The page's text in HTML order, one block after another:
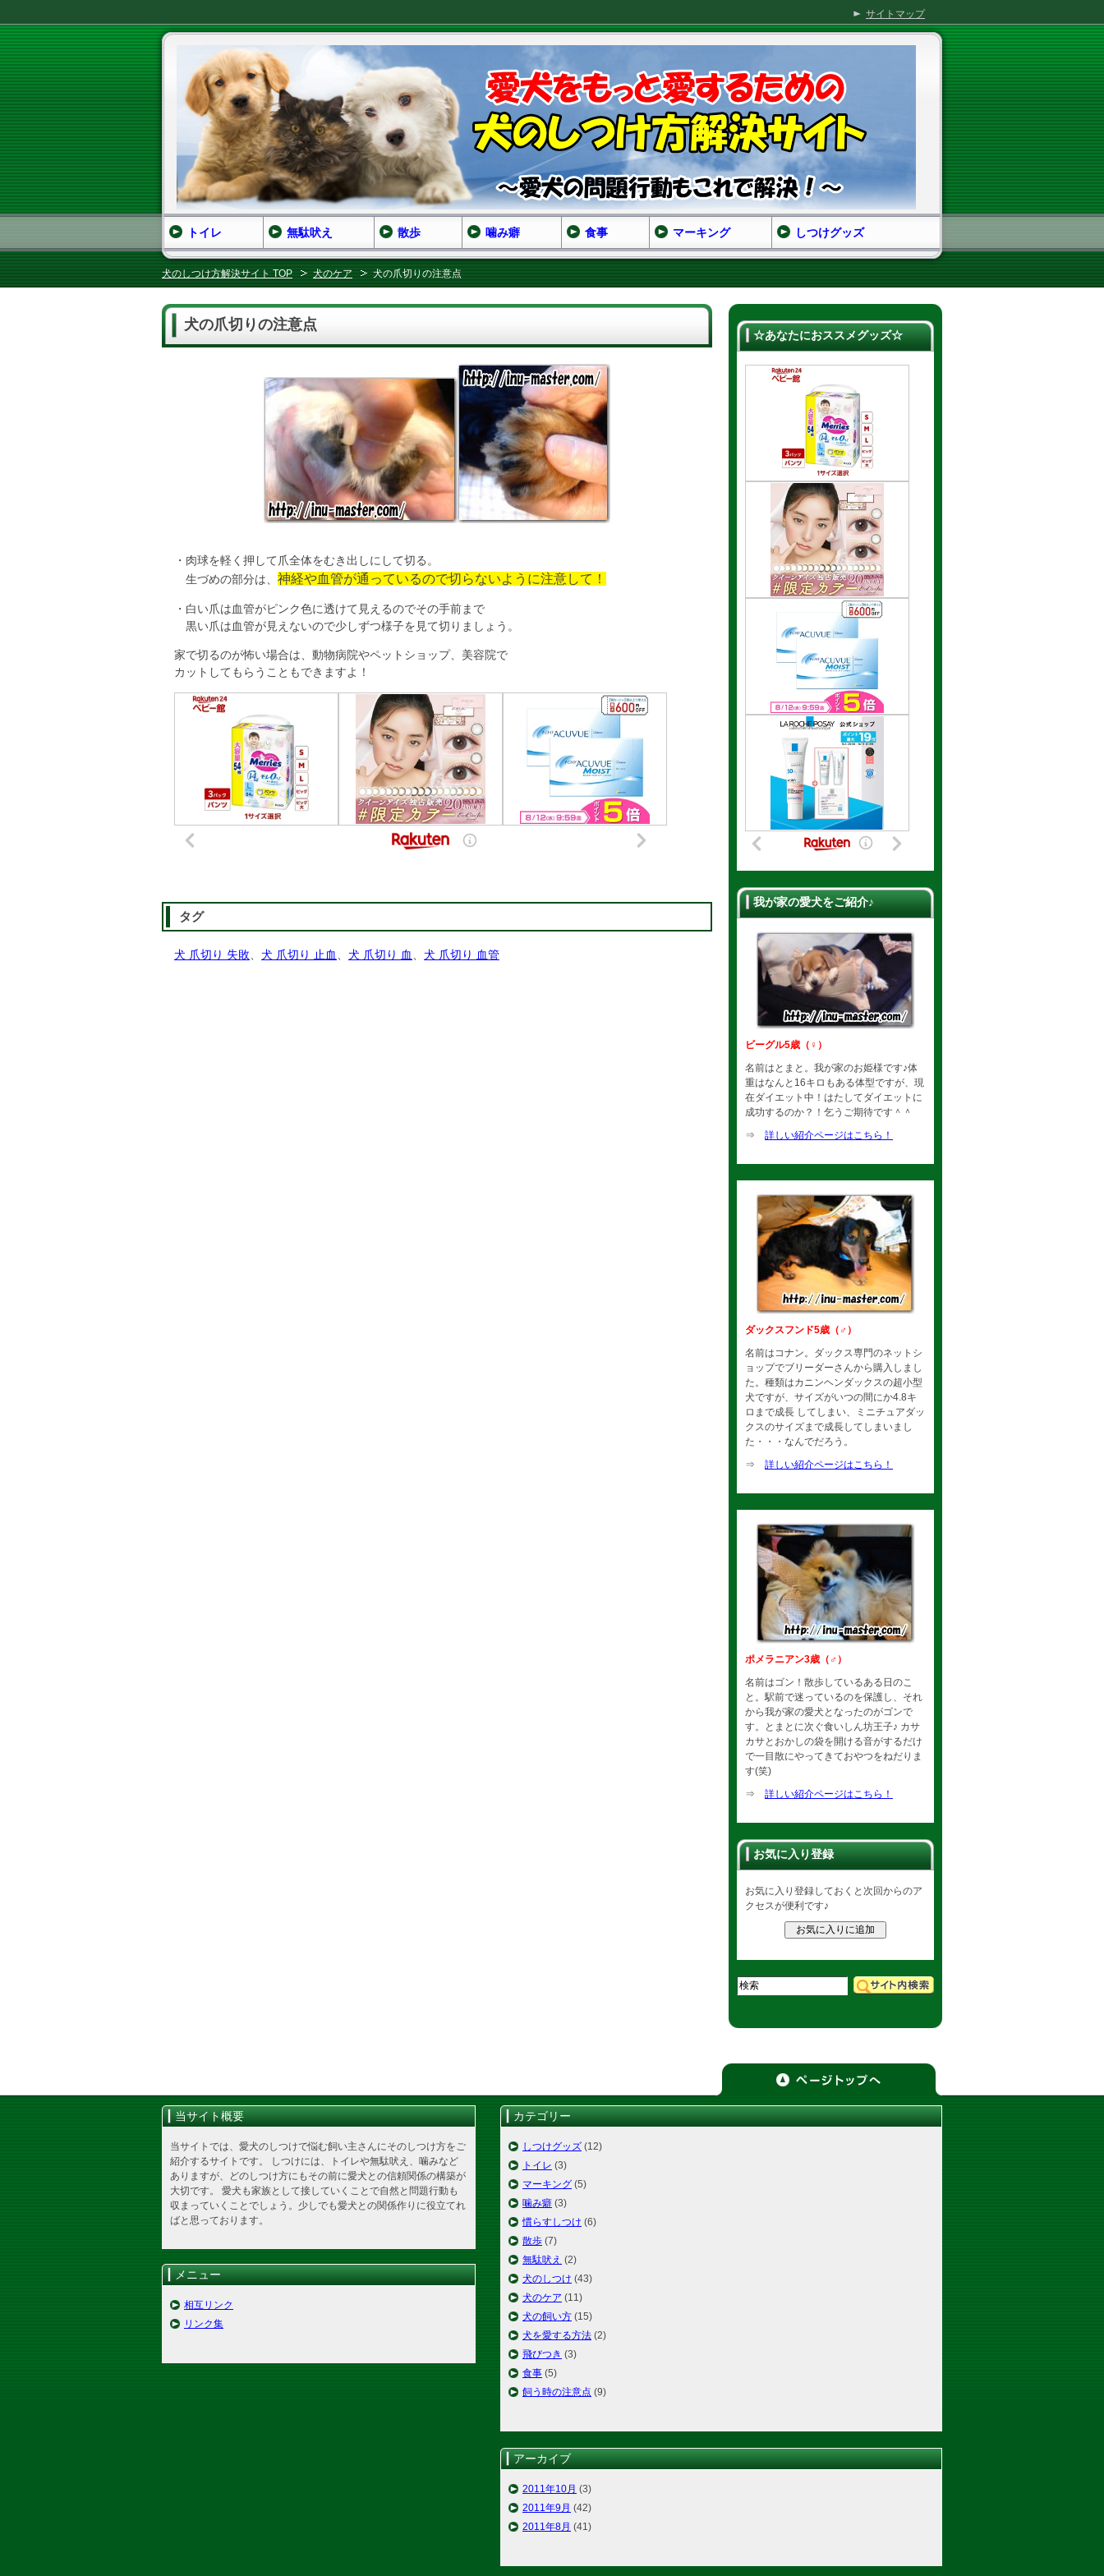
犬のしつけ方解決サイト TOP 犬のケア 犬の爪切りの注意点
犬の爪切りの注意点
・肉球を軽く押して爪全体をむき出しにして切る。
生づめの部分は、 神経や血管が通っているので切らないように注意して！
・白い爪は血管がピンク色に透けて見えるのでその手前まで
黒い爪は血管が見えないので少しずつ様子を見て切りましょう。
家で切るのが怖い場合は、動物病院やペットショップ、美容院で
カットしてもらうこともできますよ！
タグ
犬 爪切り 失敗 犬 爪切り 止血 犬 爪切り 血 犬 爪切り 血管
☆あなたにおススメグッズ☆
我が家の愛犬をご紹介♪
ビーグル5歳（♀）
名前はとまと。我が家のお姫様です♪体
重はなんと16キロもある体型ですが、現
在ダイエット中！はたしてダイエットに
成功するのか？！乞うご期待です＾＾
⇒ 詳しい紹介ページはこちら！
ダックスフンド5歳（♂）
名前はコナン。ダックス専門のネットシ
ョップでブリーダーさんから購入しまし
た。種類はカニンヘンダックスの超小型
犬ですが、サイズがいつの間にか4.8キ
ロまで成長 してしまい、ミニチュアダッ
クスのサイズまで成長してしまいまし
た・・・なんでだろう。
⇒ 詳しい紹介ページはこちら！
ポメラニアン3歳（♂）
名前はゴン！散歩しているある日のこ
と。駅前で迷っているのを保護し、それ
から我が家の愛犬となったのがゴンで
す。とまとに次ぐ食いしん坊王子♪ カサ
カサとおかしの袋を開ける音がするだけ
で一目散にやってきておやつをねだりま
す(笑)
⇒ 詳しい紹介ページはこちら！
お気に入り登録
お気に入り登録しておくと次回からのア
クセスが便利です♪
当サイト概要
当サイトでは、愛犬のしつけで悩む飼い主さんにそのしつけ方をご
紹介するサイトです。 しつけには、トイレや無駄吠え、噛みなど
ありますが、どのしつけ方にもその前に愛犬との信頼関係の構築が
大切です。 愛犬も家族として接していくことで自然と問題行動も
収まっていくことでしょう。少しでも愛犬との関係作りに役立てれ
ばと思っております。
メニュー
相互リンク
リンク集
カテゴリー
しつけグッズ (12)
トイレ (3)
マーキング (5)
噛み癖 (3)
慣らすしつけ (6)
散歩 (7)
無駄吠え (2)
犬のしつけ (43)
犬のケア (11)
犬の飼い方 (15)
犬を愛する方法 (2)
飛びつき (3)
食事 (5)
飼う時の注意点 (9)
アーカイブ
2011年10月 (3)
2011年9月 (42)
2011年8月 (41)
サイトマップ
トイレ 無駄吠え 散歩 噛み癖 食事 マーキング しつけグッズ